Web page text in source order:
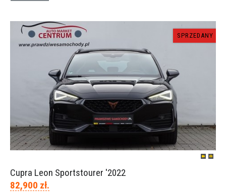
SPRZEDANY
Cupra Leon Sportstourer '2022
82,900 zł.